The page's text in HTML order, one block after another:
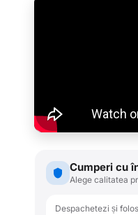
Cumperi cu
Alege calitatea
Despachetezi și